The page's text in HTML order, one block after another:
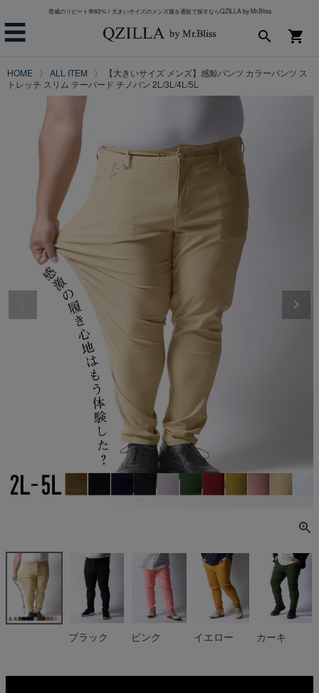
脅威のリピート率82%！大きいサイズのメンズ服を通販で探すならQZILLA by Mr.Bliss
☰ shopping_cart
search
HOME ALL ITEM
【大きいサイズ メンズ】感鯨パンツ カラーパンツ ス
トレッチ スリム テーパード チノパン 2L/3L/4L/5L
ブラック ピンク イエロー カーキ